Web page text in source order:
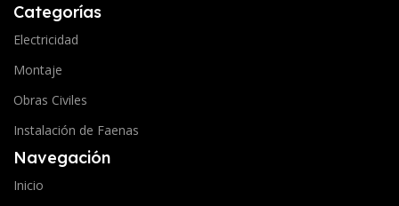
Categorías
Electricidad
Montaje
Obras Civiles
Instalación de Faenas
Navegación
Inicio